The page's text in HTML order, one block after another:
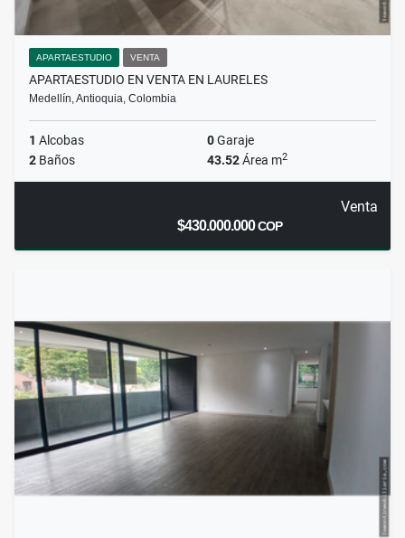
APARTAESTUDIO VENTA
APARTAESTUDIO EN VENTA EN LAURELES
Medellín, Antioquia, Colombia
1 Alcobas 0Garaje
2 Baños 43.52Área m2
Venta
$430.000.000COP